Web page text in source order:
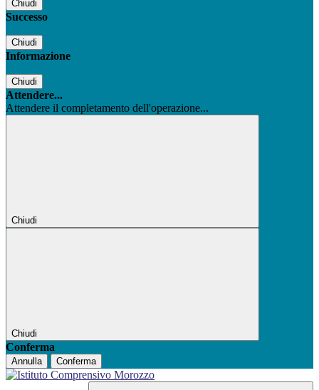
Chiudi
Successo
Chiudi
Informazione
Chiudi
Attendere...
Attendere il completamento dell'operazione...
Chiudi
Chiudi
Conferma
Annulla Conferma